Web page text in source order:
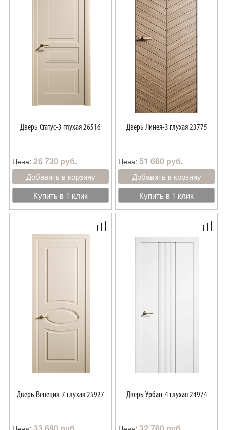
Дверь Статус-3 глухая 26516
Цена: 26 730 руб.
Добавить в корзину
Купить в 1 клик
Дверь Линея-3 глухая 23775
Цена: 51 660 руб.
Добавить в корзину
Купить в 1 клик
Дверь Венеция-7 глухая 25927 Дверь Урбан-4 глухая 24974